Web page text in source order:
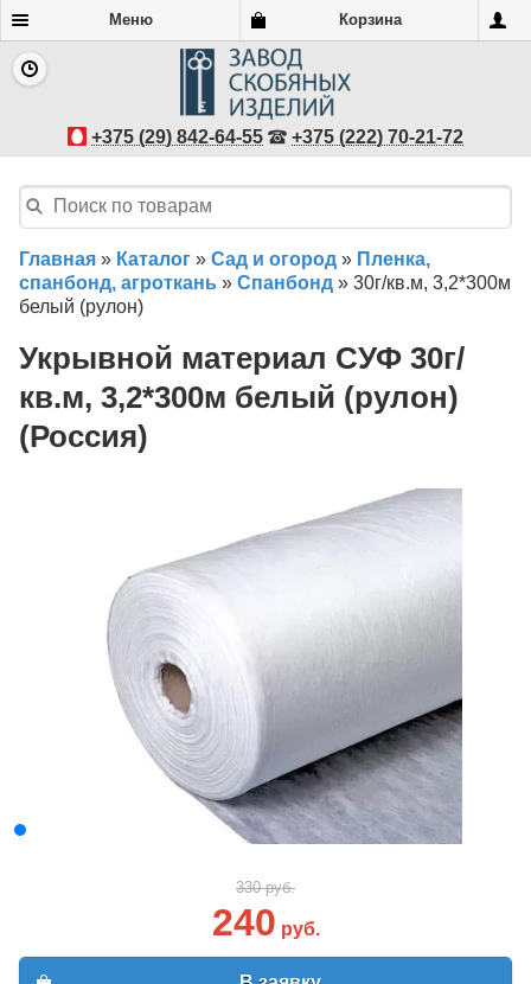
Меню Корзина
+375 (29) 842-64-55 +375 (222) 70-21-72
Главная » Каталог » Сад и огород » Пленка,
спанбонд, агроткань » Спанбонд » 30г/кв.м, 3,2*300м
белый (рулон)
Укрывной материал СУФ 30г/
кв.м, 3,2*300м белый (рулон)
(Россия)
330 руб.
240 руб.